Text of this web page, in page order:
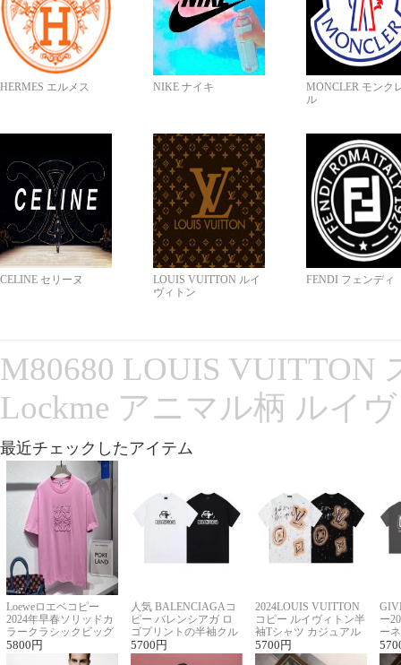
HERMES エルメス NIKE ナイキ
MONCLER モンク
ル
CELINE セリーヌ
LOUIS VUITTON ルイ
ヴィトン
FENDI フェンディ
M80680 LOUIS VUITTON
Lockme アニマル柄 ルイ
最近チェックしたアイテム
Loeweロエベコピー
2024年早春ソリッドカ
ラークラシックビッグ
ロゴ刺繍Tシャツ
5800 円
人気 BALENCIAGAコ
ピー バレンシアガ ロ
ゴプリントの半袖クル
ーネックTシャツ
5700 円
2024LOUIS VUITTON
コピー ルイヴィトン半
袖Tシャツ カジュアル
に馴染む 2色展開
5700 円
ー
ー
ー